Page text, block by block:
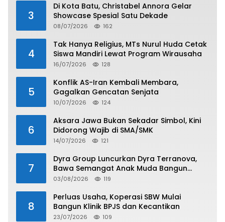
3
Di Kota Batu, Christabel Annora Gelar
Showcase Spesial Satu Dekade
08/07/2026 162
4
Tak Hanya Religius, MTs Nurul Huda Cetak
Siswa Mandiri Lewat Program Wirausaha
16/07/2026 128
5
Konflik AS-Iran Kembali Membara,
Gagalkan Gencatan Senjata
10/07/2026 124
6
Aksara Jawa Bukan Sekadar Simbol, Kini
Didorong Wajib di SMA/SMK
14/07/2026 121
7
Dyra Group Luncurkan Dyra Terranova,
Bawa Semangat Anak Muda Bangun
Masa Depan Properti Batam
03/08/2026 119
8
Perluas Usaha, Koperasi SBW Mulai
Bangun Klinik BPJS dan Kecantikan
23/07/2026 109